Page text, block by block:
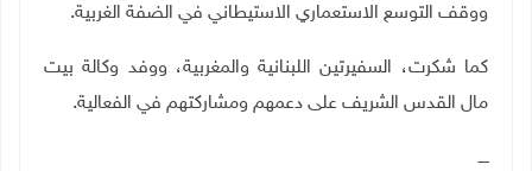
ووقف التوسع الاستعماري الاستيطاني في الضفة الغربية.
كما شكرت، السفيرتين اللبنانية والمغربية، ووفد وكالة بيت
مال القدس الشريف على دعمهم ومشاركتهم في الفعالية.
ــــ